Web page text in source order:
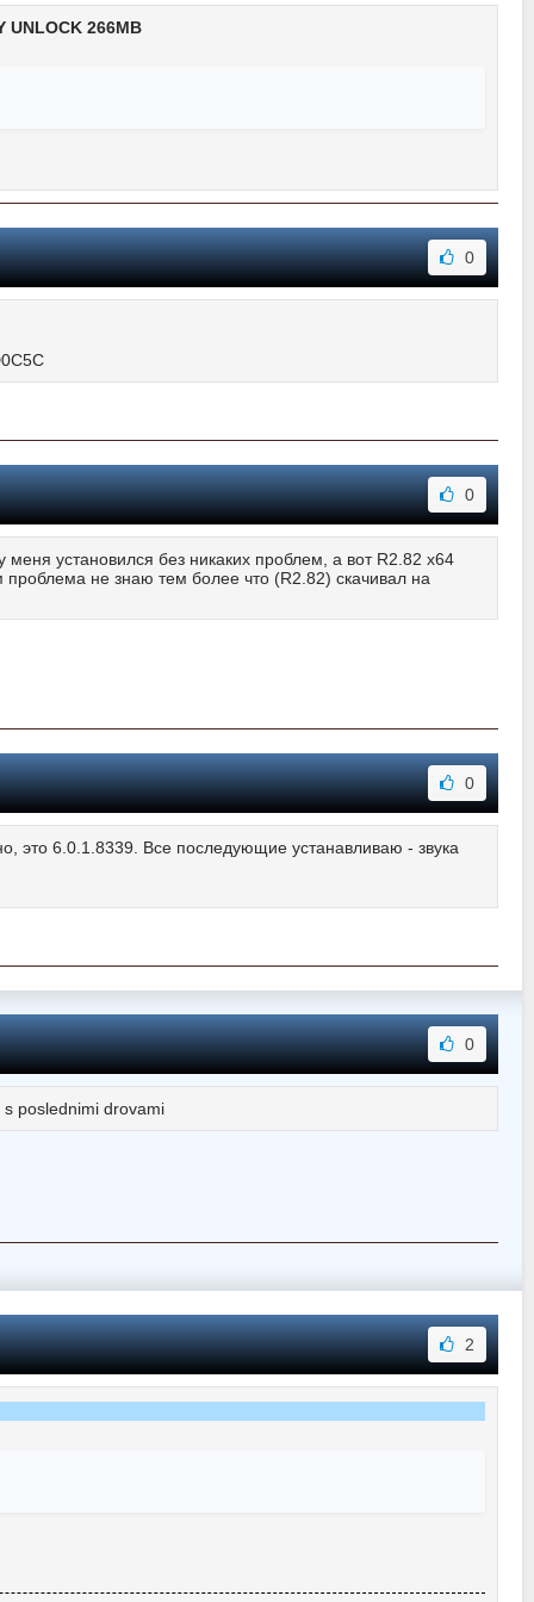
UNLOCK 266MB
0
0
установился без никаких проблем, а вот R2.82 x64
не знаю тем более что (R2.82) скачивал на
0
это 6.0.1.8339. Все последующие устанавливаю - звука
0
poslednimi drovami
2